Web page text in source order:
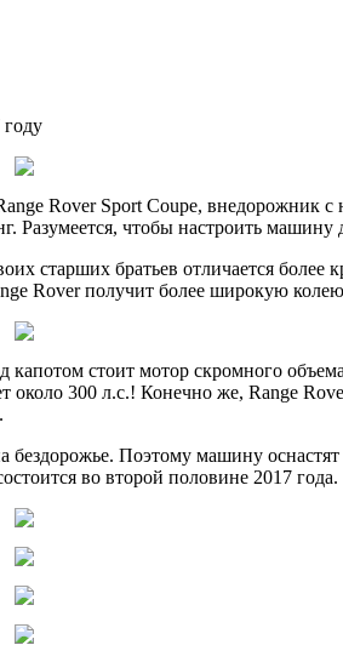
Rover Sport Coupe, внедорожник
чтобы настроить
старших братьев отличается
Rover получит более широкую
стоит мотор скромного
около 300 л.с.! Конечно же, Range
Поэтому машину
во второй половине 2017 года.